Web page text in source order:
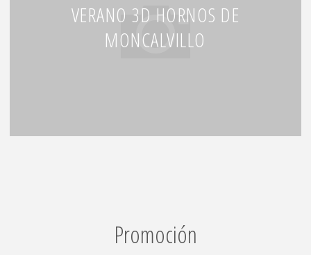
VERANO 3D HORNOS DE
MONCALVILLO
Promoción